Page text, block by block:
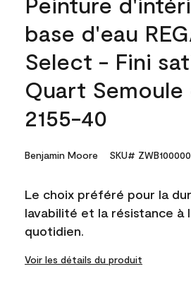
base d'eau
Select - Fini
Quart Semoule
2155-40
Benjamin Moore SKU#
Le choix préféré pour la
lavabilité et la résistance à
quotidien.
Voir les détails du produit